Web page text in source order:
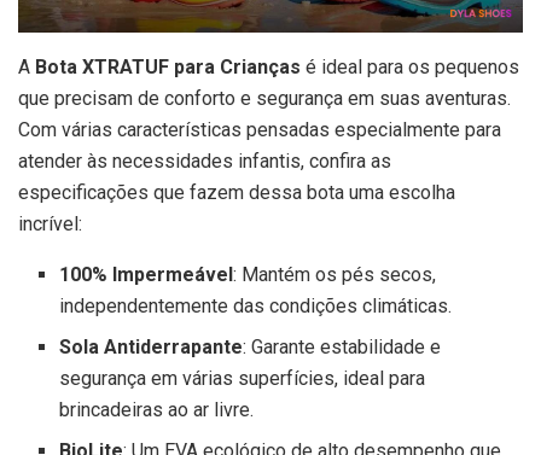
A Bota XTRATUF para Crianças é ideal para os pequenos
que precisam de conforto e segurança em suas aventuras.
Com várias características pensadas especialmente para
atender às necessidades infantis, confira as
especificações que fazem dessa bota uma escolha
incrível:
100% Impermeável: Mantém os pés secos,
independentemente das condições climáticas.
Sola Antiderrapante: Garante estabilidade e
segurança em várias superfícies, ideal para
brincadeiras ao ar livre.